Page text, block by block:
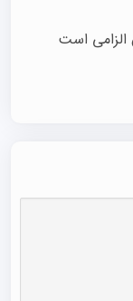
الزامی است